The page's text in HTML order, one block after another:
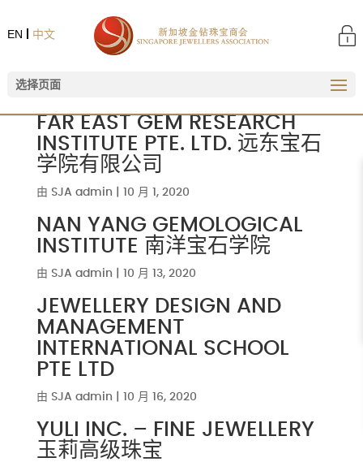
中文
EN
选择页面
FAR EAST GEM RESEARCH
INSTITUTE PTE. LTD. 远东宝石
学院有限公司
由 SJA admin 10 月 1, 2020
NAN YANG GEMOLOGICAL
INSTITUTE 南洋宝石学院
由 SJA admin 10 月 13, 2020
JEWELLERY DESIGN AND
MANAGEMENT
INTERNATIONAL SCHOOL
PTE LTD
由 SJA admin 10 月 16, 2020
YULI INC. – FINE JEWELLERY
玉莉高级珠宝